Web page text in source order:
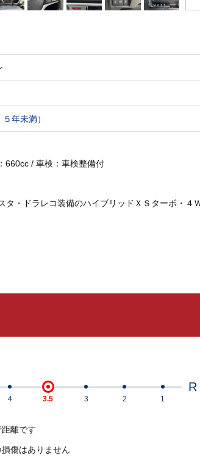
年未満）
660cc / 車検：車検整備付
・ドラレコ装備のハイブリッドＸＳターボ・４
R
4 3.5 3 2 1
離です
損傷はありません